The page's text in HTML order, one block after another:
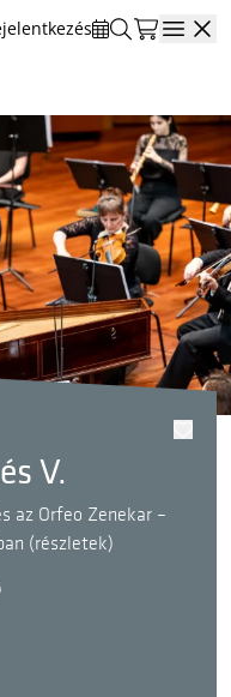
V.
az Orfeo Zenekar –
(részletek)